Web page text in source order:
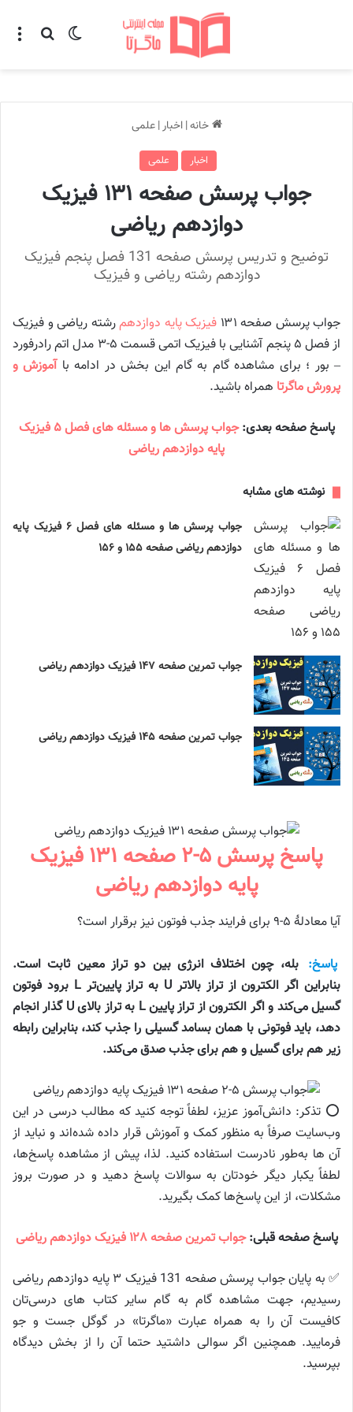
تغییر پوسته
خانه| اخبار| علمی
اخبار علمی
جواب پرسش صفحه ۱۳۱ فیزیک
دوازدهم ریاضی
توضیح و تدریس پرسش صفحه 131 فصل پنجم فیزیک
دوازدهم رشته ریاضی و فیزیک
جواب پرسش صفحه ۱۳۱ فیزیک پایه دوازدهمرشته ریاضی و فیزیک
از فصل ۵ پنجم آشنایی با فیزیک اتمی قسمت ۵-۳ مدل اتم رادرفورد
– بور ؛ برای مشاهده گام به گام این بخش در ادامه باآموزش و
پرورش ماگرتا همراه باشید.
پاسخ صفحه بعدی:
جواب پرسش ها و مسئله های فصل ۵ فیزیک
پایه دوازدهم ریاضی
نوشته های مشابه
جواب پرسش ها و مسئله های فصل ۶ فیزیک پایه
دوازدهم ریاضی صفحه ۱۵۵ و ۱۵۶
جواب تمرین صفحه ۱۴۷ فیزیک دوازدهم ریاضی
جواب تمرین صفحه ۱۴۵ فیزیک دوازدهم ریاضی
پاسخ پرسش ۵-۲ صفحه ۱۳۱ فیزیک
پایه دوازدهم ریاضی
آیا معادلهٔ ۵-۹ برای فرایند جذب فوتون نیز برقرار است؟
پاسخ: بله، چون اختلاف انرژی بین دو تراز معین ثابت است.
بنابراین اگر الکترون از تراز بالاتر U به تراز پایین‌تر L برود فوتون
گسیل می‌کند و اگر الکترون از تراز پایین L به تراز بالای U گذار انجام
دهد،‌ باید فوتونی با همان بسامد گسیلی را جذب کند، بنابراین رابطه
زیر هم برای گسیل و هم برای جذب صدق می‌کند.
⭕️ تذکر: دانش‌آموز عزیز، لطفاً توجه کنید که مطالب درسی در این
وب‌سایت صرفاً به منظور کمک و آموزش قرار داده شده‌اند و نباید از
آن ها به‌طور نادرست استفاده کنید. لذا، پیش از مشاهده پاسخ‌ها،
لطفاً یکبار دیگر خودتان به سوالات پاسخ دهید و در صورت بروز
مشکلات، از این پاسخ‌ها کمک بگیرید.
پاسخ صفحه قبلی: جواب تمرین صفحه ۱۲۸ فیزیک دوازدهم ریاضی
✅ به پایان جواب پرسش صفحه 131 فیزیک ۳ پایه دوازدهم ریاضی
رسیدیم، جهت مشاهده گام به گام سایر کتاب های درسی‌تان
کافیست آن را به همراه عبارت «ماگرتا» در گوگل جست و جو
فرمایید. همچنین اگر سوالی داشتید حتما آن را از بخش دیدگاه
بپرسید.